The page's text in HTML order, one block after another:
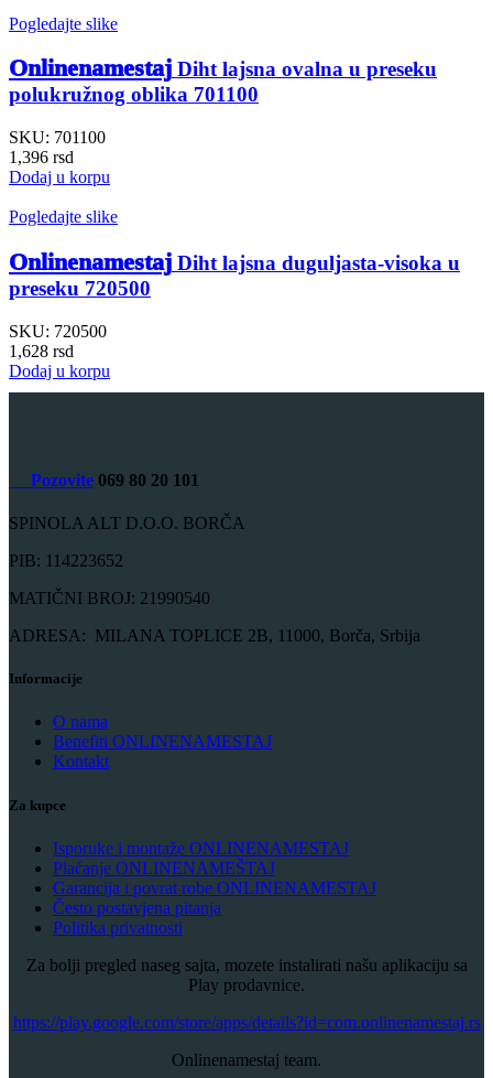
Pogledajte slike
Onlinenamestaj Diht lajsna ovalna u preseku
polukružnog oblika 701100
SKU: 701100
1,396 rsd
Dodaj u korpu
Pogledajte slike
Onlinenamestaj Diht lajsna duguljasta-visoka u
preseku 720500
SKU: 720500
1,628 rsd
Dodaj u korpu
Pozovite 069 80 20 101
SPINOLA ALT D.O.O. BORČA
PIB: 114223652
MATIČNI BROJ: 21990540
ADRESA: MILANA TOPLICE 2B, 11000, Borča, Srbija
Informacije
O nama
Benefiti ONLINENAMESTAJ
Kontakt
Za kupce
Isporuke i montaže ONLINENAMESTAJ
Plaćanje ONLINENAMEŠTAJ
Garancija i povrat robe ONLINENAMESTAJ
Često postavjena pitanja
Politika privatnosti
Za bolji pregled naseg sajta, mozete instalirati našu aplikaciju sa
Play prodavnice.
​https://play.google.com/store/apps/details?id=com.onlinenamestaj.rs
Onlinenamestaj team.